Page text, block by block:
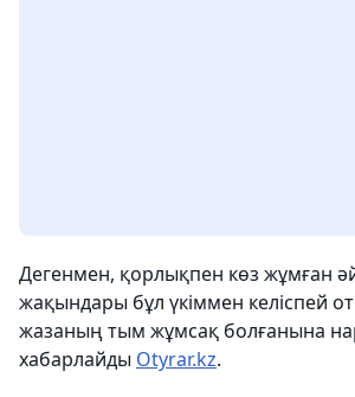
Дегенмен, қорлықпен көз жұмған
жақындары бұл үкіммен келіспей
жазаның тым жұмсақ болғанына
хабарлайды Otyrar.kz.